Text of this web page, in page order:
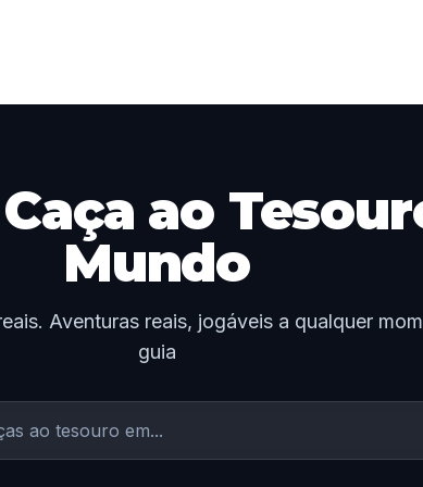
ao
Mundo
Aventuras reais, jogáveis a qualquer
guia